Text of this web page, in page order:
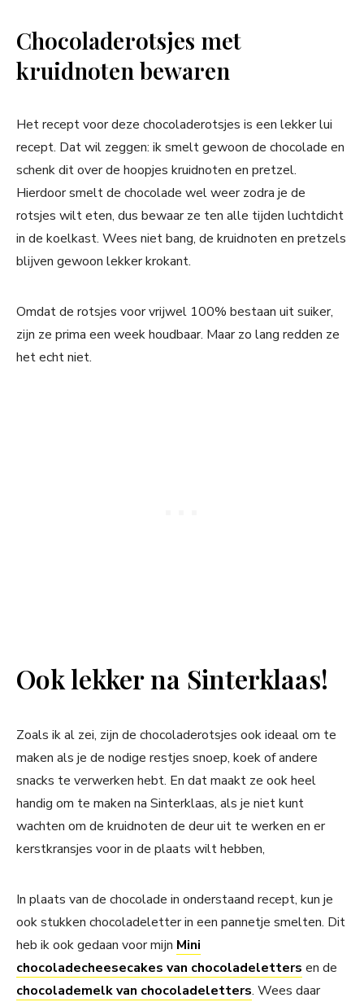
Chocoladerotsjes met
kruidnoten bewaren
Het recept voor deze chocoladerotsjes is een lekker lui
recept. Dat wil zeggen: ik smelt gewoon de chocolade en
schenk dit over de hoopjes kruidnoten en pretzel.
Hierdoor smelt de chocolade wel weer zodra je de
rotsjes wilt eten, dus bewaar ze ten alle tijden luchtdicht
in de koelkast. Wees niet bang, de kruidnoten en pretzels
blijven gewoon lekker krokant.
Omdat de rotsjes voor vrijwel 100% bestaan uit suiker,
zijn ze prima een week houdbaar. Maar zo lang redden ze
het echt niet.
Ook lekker na Sinterklaas!
Zoals ik al zei, zijn de chocoladerotsjes ook ideaal om te
maken als je de nodige restjes snoep, koek of andere
snacks te verwerken hebt. En dat maakt ze ook heel
handig om te maken na Sinterklaas, als je niet kunt
wachten om de kruidnoten de deur uit te werken en er
kerstkransjes voor in de plaats wilt hebben,
In plaats van de chocolade in onderstaand recept, kun je
ook stukken chocoladeletter in een pannetje smelten. Dit
heb ik ook gedaan voor mijn Mini
chocoladecheesecakes van chocoladeletters en de
chocolademelk van chocoladeletters. Wees daar